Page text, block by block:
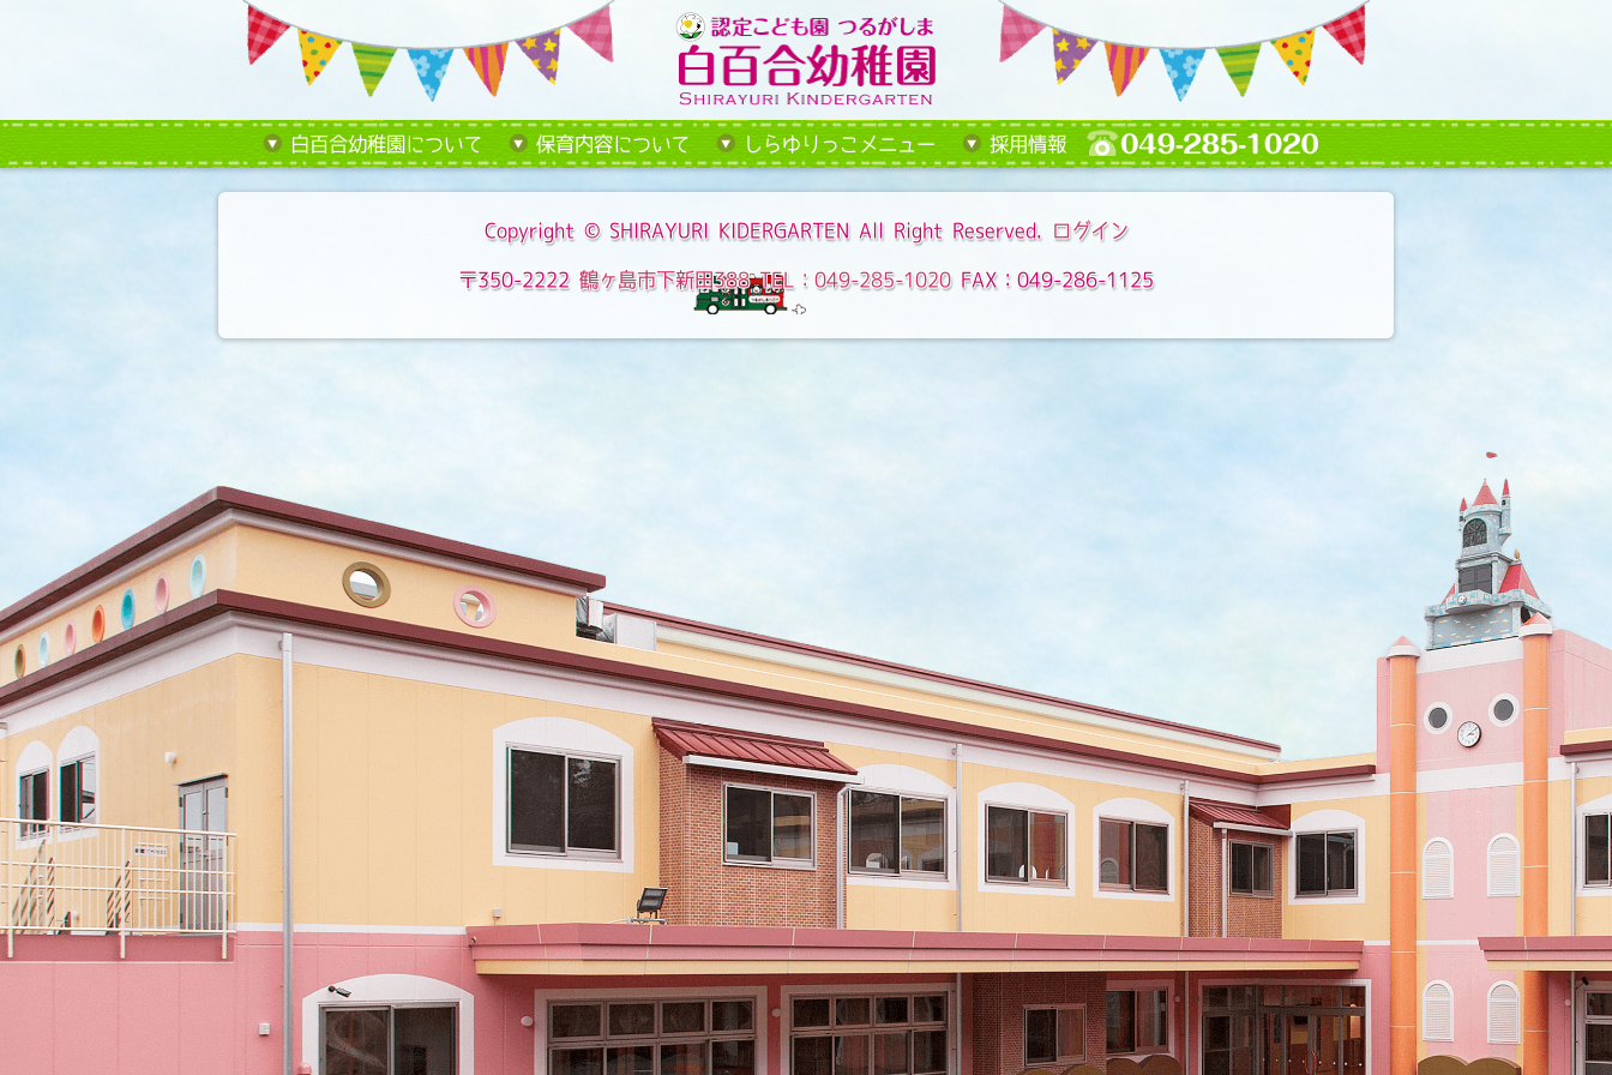
白百合幼稚園について 保育内容について しらゆりっこメニュー 採用情報
Copyright © SHIRAYURI KIDERGARTEN All Right Reserved. ログイン
〒350-2222 鶴ヶ島市下新田388 TEL：049-285-1020 FAX：049-286-1125